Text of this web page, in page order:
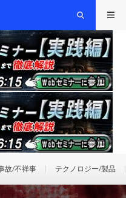
故/不祥事 テクノロジー/製品